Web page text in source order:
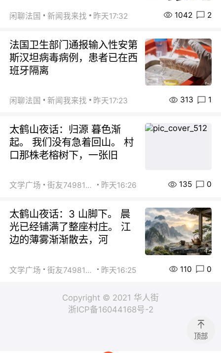
闲聊法国 新闻我来找 昨天17:32 1042 2
法国卫生部门通报输入性安第
斯汉坦病毒病例，患者已在西
班牙隔离
闲聊法国 新闻我来找 昨天17:23 313 1
太鹤山夜话：归源 暮色渐
起。 我们没有急着回山。 村
口那株老榕树下，一张旧
文学广场 街友74981146 昨天16:26 135 0
太鹤山夜话：3 山脚下。 晨
光已经铺满了整座村庄。 江
边的薄雾渐渐散去，河
文学广场 街友74981146 昨天16:25 110 0
Copyright © 2021 华人街
浙ICP备16044168号-2
顶部